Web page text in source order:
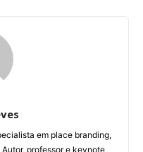
em place branding,
professor e keynote